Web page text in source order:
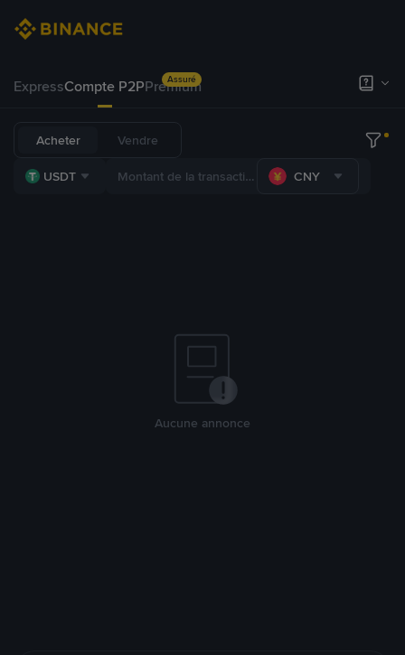
ExpressCompte P2PPremium
Assuré
Acheter Vendre
USDT CNY
Aucune annonce